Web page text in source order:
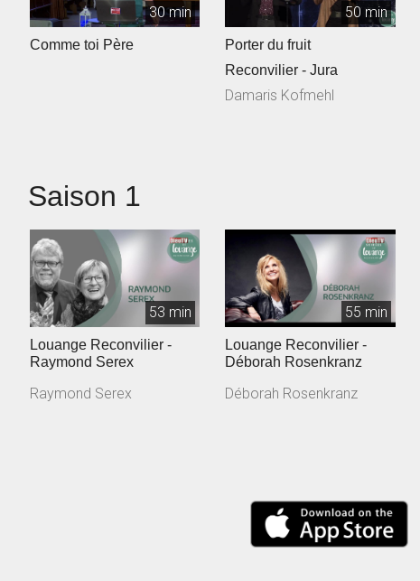
30 min
Comme toi Père
50 min
Porter du fruit
Reconvilier - Jura
Damaris Kofmehl
Saison 1
53 min
Louange Reconvilier -
Raymond Serex
Raymond Serex
55 min
Louange Reconvilier -
Déborah Rosenkranz
Déborah Rosenkranz